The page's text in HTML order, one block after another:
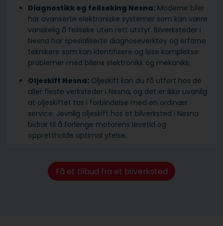
Diagnostikk og feilsøking Nesna: Moderne biler
har avanserte elektroniske systemer som kan være
vanskelig å feilsøke uten rett utstyr. Bilverksteder i
Nesna har spesialiserte diagnoseverktøy og erfarne
teknikere som kan identifisere og løse komplekse
problemer med bilens elektronikk og mekanikk.
Oljeskift Nesna: Oljeskift kan du få utført hos de
aller fleste verksteder i Nesna, og det er ikke uvanlig
at oljeskiftet tas i forbindelse med en ordinær
service. Jevnlig oljeskift hos et bilverksted i Nesna
bidrar til å forlenge motorens levetid og
opprettholde optimal ytelse.
Få et tilbud fra et bilverksted